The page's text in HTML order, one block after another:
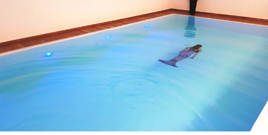
READ MORE